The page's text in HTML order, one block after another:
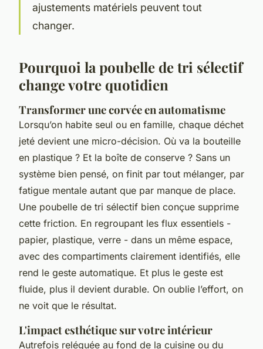
ajustements matériels peuvent tout
changer.
Pourquoi la poubelle de tri sélectif
change votre quotidien
Transformer une corvée en automatisme
Lorsqu’on habite seul ou en famille, chaque déchet
jeté devient une micro-décision. Où va la bouteille
en plastique ? Et la boîte de conserve ? Sans un
système bien pensé, on finit par tout mélanger, par
fatigue mentale autant que par manque de place.
Une poubelle de tri sélectif bien conçue supprime
cette friction. En regroupant les flux essentiels -
papier, plastique, verre - dans un même espace,
avec des compartiments clairement identifiés, elle
rend le geste automatique. Et plus le geste est
fluide, plus il devient durable. On oublie l’effort, on
ne voit que le résultat.
L'impact esthétique sur votre intérieur
Autrefois reléguée au fond de la cuisine ou du